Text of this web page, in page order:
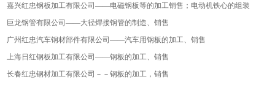
嘉兴红忠钢板加工有限公司——电磁钢板等的加工销售；电动机铁心的组装
巨龙钢管有限公司——大径焊接钢管的制造、销售
广州红忠汽车钢材部件有限公司——汽车用钢板的加工、销售
上海日红钢板加工有限公司——钢板的加工、销售
长春红忠钢材加工有限公司－－钢板的加工，销售